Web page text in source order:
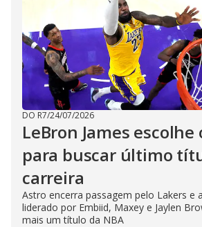
DO R7/24/07/2026
LeBron James escolhe
para buscar último
carreira
Astro encerra passagem pelo Lakers e
liderado por Embiid, Maxey e Jaylen
mais um título da NBA